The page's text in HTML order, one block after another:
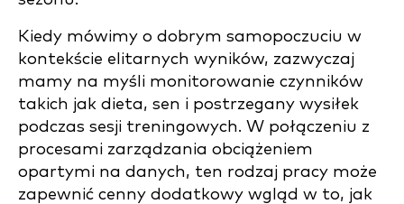
Kiedy mówimy o dobrym samopoczuciu w
kontekście elitarnych wyników, zazwyczaj
mamy na myśli monitorowanie czynników
takich jak dieta, sen i postrzegany wysiłek
podczas sesji treningowych. W połączeniu z
procesami zarządzania obciążeniem
opartymi na danych, ten rodzaj pracy może
zapewnić cenny dodatkowy wgląd w to, jak